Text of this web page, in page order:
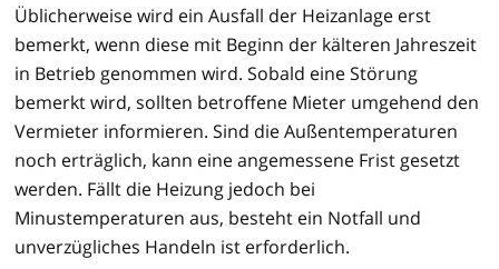
Üblicherweise wird ein Ausfall der Heizanlage erst
bemerkt, wenn diese mit Beginn der kälteren Jahreszeit
in Betrieb genommen wird. Sobald eine Störung
bemerkt wird, sollten betroffene Mieter umgehend den
Vermieter informieren. Sind die Außentemperaturen
noch erträglich, kann eine angemessene Frist gesetzt
werden. Fällt die Heizung jedoch bei
Minustemperaturen aus, besteht ein Notfall und
unverzügliches Handeln ist erforderlich.